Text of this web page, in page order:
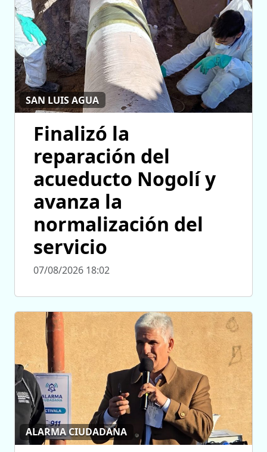
SAN LUIS AGUA
Finalizó la
reparación del
acueducto Nogolí y
avanza la
normalización del
servicio
07/08/2026 18:02
ALARMA CIUDADANA